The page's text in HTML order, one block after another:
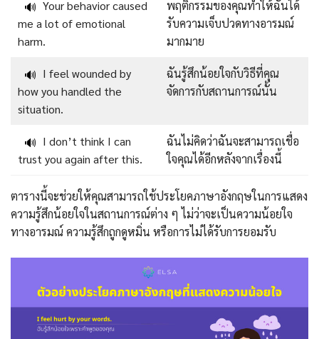
🔊 Your behavior caused
me a lot of emotional
harm.
พฤติกรรมของคุณทำให้ฉันได้
รับความเจ็บปวดทางอารมณ์
มากมาย
🔊 I feel wounded by
how you handled the
situation.
ฉันรู้สึกน้อยใจกับวิธีที่คุณ
จัดการกับสถานการณ์นั้น
🔊 I don’t think I can
trust you again after this.
ฉันไม่คิดว่าฉันจะสามารถเชื่อ
ใจคุณได้อีกหลังจากเรื่องนี้
ตารางนี้จะช่วยให้คุณสามารถใช้ประโยคภาษาอังกฤษในการแสดง
ความรู้สึกน้อยใจในสถานการณ์ต่าง ๆ ไม่ว่าจะเป็นความน้อยใจ
ทางอารมณ์ ความรู้สึกถูกดูหมิ่น หรือการไม่ได้รับการยอมรับ